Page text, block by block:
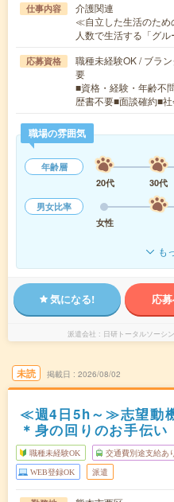
仕事内容
介護関連
≪自立した生活のた
人数で生活する「グ
応募資格
職種未経験OK / ブラ
要
■資格・経験・年齢不
歴書不要■面談確約■
職場の雰囲気
年齢層
20代
30代
男女比率
女性
も
気になる! 応
派遣会社 日研トータルソーシ
未読 掲載日 2026/08/02
≪週4日5h～≫志望動
＊身の回りのお手伝い
職種未経験OK 交通費別途支給あ
WEB登録OK 派遣